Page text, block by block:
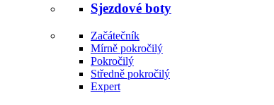
Sjezdové boty
Začátečník
Mírně pokročilý
Pokročilý
Středně pokročilý
Expert